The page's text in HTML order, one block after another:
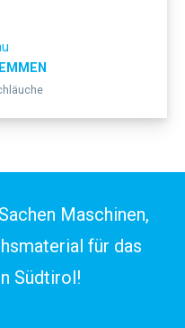
Maschinen,
für das
Südtirol!